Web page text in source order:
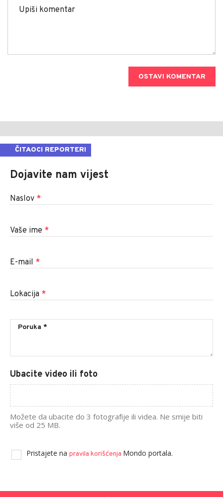
OSTAVI KOMENTAR
ČITAOCI REPORTERI
Dojavite nam vijest
Naslov *
Vaše ime *
E-mail *
Lokacija *
Ubacite video ili foto
Možete da ubacite do 3 fotografije ili videa. Ne smije biti
više od 25 MB.
Pristajete na pravila korišćenja Mondo portala.